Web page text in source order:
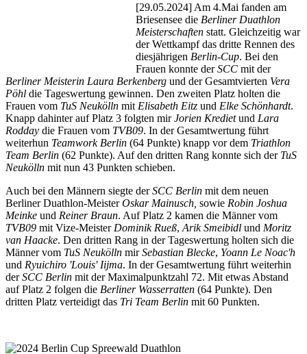
[29.05.2024] Am 4.Mai fanden am
Briesensee die Berliner Duathlon
Meisterschaften statt. Gleichzeitig war
der Wettkampf das dritte Rennen des
diesjährigen Berlin-Cup. Bei den
Frauen konnte derSCC mit der
Berliner Meisterin Laura Berkenberg und der Gesamtvierten Vera
Pöhl die Tageswertung gewinnen. Den zweiten Platz holten die
Frauen vom TuS Neukölln mit Elisabeth Eitz und Elke Schönhardt.
Knapp dahinter auf Platz 3 folgten mirJorien Kredietund Lara
Rodday die Frauen vom TVB09. In der Gesamtwertung führt
weiterhun Teamwork Berlin (64 Punkte) knapp vor dem Triathlon
Team Berlin (62 Punkte). Auf den dritten Rang konnte sich der TuS
Neukölln mit nun 43 Punkten schieben.
Auch bei den Männern siegte derSCC Berlin mit dem neuen
Berliner Duathlon-MeisterOskar Mainusch, sowie Robin Joshua
Meinke und Reiner Braun. Auf Platz 2 kamen die Männer vom
TVB09 mit Vize-Meister Dominik Rueß, Arik Smeibidl und Moritz
van Haacke. Den dritten Rang in der Tageswertung holten sich die
Männer vom TuS Neukölln mirSebastian Blecke, Yoann Le Noac'h
und Ryuichiro 'Louis' Iijma. In der Gesamtwertung führt weiterhin
derSCC Berlin mit der Maximalpunktzahl 72. Mit etwas Abstand
auf Platz 2 folgen die Berliner Wasserratten (64 Punkte). Den
dritten Platz verteidigt das Tri Team Berlin mit 60 Punkten.